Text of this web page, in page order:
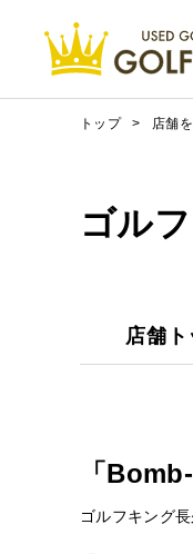
トップ > 店舗
ゴル
店舗ト
「
ゴルフキング